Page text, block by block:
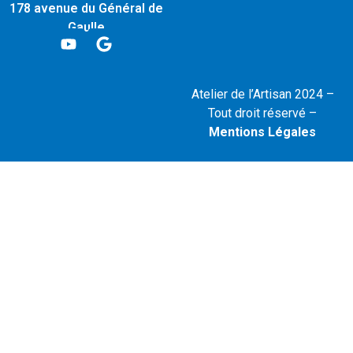
178 avenue du Général de
Gaulle
94170 LE-PERREUX-SUR-
Atelier de l’Artisan 2024 –
Tout droit réservé –
Mentions Légales